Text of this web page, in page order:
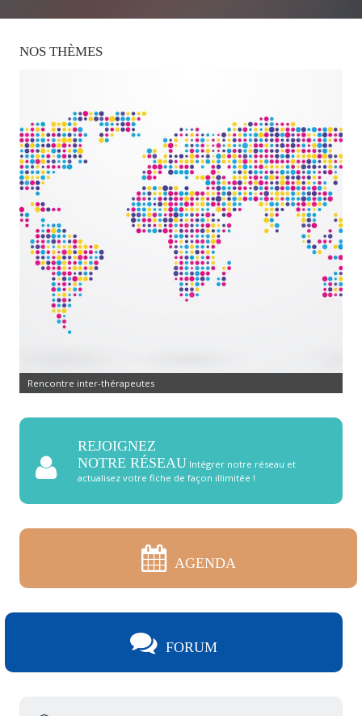
NOS THÈMES
Rencontre inter-thérapeutes
REJOIGNEZ
NOTRE RÉSEAU Intégrer notre réseau et
actualisez votre fiche de façon illimitée !
AGENDA
FORUM